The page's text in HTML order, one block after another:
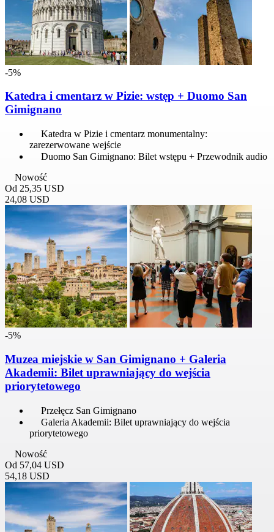
-5%
Katedra i cmentarz w Pizie: wstęp + Duomo San
Gimignano
Katedra w Pizie i cmentarz monumentalny:
zarezerwowane wejście
Duomo San Gimignano: Bilet wstępu + Przewodnik audio
Nowość
Od 25,35 USD
24,08 USD
-5%
Muzea miejskie w San Gimignano + Galeria
Akademii: Bilet uprawniający do wejścia
priorytetowego
Przełęcz San Gimignano
Galeria Akademii: Bilet uprawniający do wejścia
priorytetowego
Nowość
Od 57,04 USD
54,18 USD